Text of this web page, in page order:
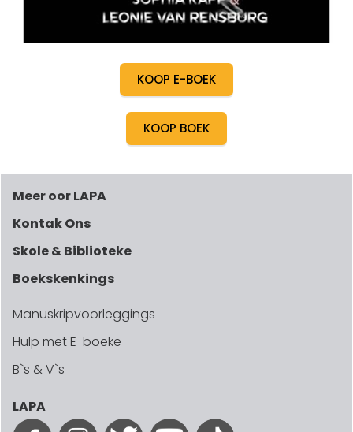
KOOP E-BOEK
KOOP BOEK
Meer oor LAPA
Kontak Ons
Skole & Biblioteke
Boekskenkings
Manuskripvoorleggings
Hulp met E-boeke
B`s & V`s
LAPA